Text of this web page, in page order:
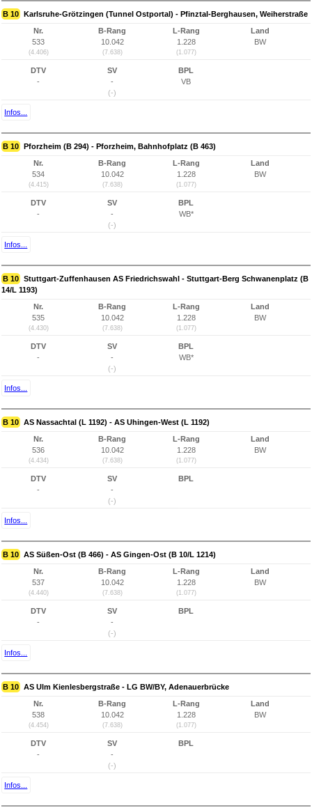
B 10 Karlsruhe-Grötzingen (Tunnel Ostportal) - Pfinztal-Berghausen, Weiherstraße
Nr.
533
(4.406)
B-Rang
10.042
(7.638)
L-Rang
1.228
(1.077)
Land
BW
DTV
-
SV
-
(-)
BPL
VB
Infos...
B 10 Pforzheim (B 294) - Pforzheim, Bahnhofplatz (B 463)
Nr.
534
(4.415)
B-Rang
10.042
(7.638)
L-Rang
1.228
(1.077)
Land
BW
DTV
-
SV
-
(-)
BPL
WB*
Infos...
B 10 Stuttgart-Zuffenhausen AS Friedrichswahl - Stuttgart-Berg Schwanenplatz (B
14/L 1193)
Nr.
535
(4.430)
B-Rang
10.042
(7.638)
L-Rang
1.228
(1.077)
Land
BW
DTV
-
SV
-
(-)
BPL
WB*
Infos...
B 10 AS Nassachtal (L 1192) - AS Uhingen-West (L 1192)
Nr.
536
(4.434)
B-Rang
10.042
(7.638)
L-Rang
1.228
(1.077)
Land
BW
DTV
-
SV
-
(-)
BPL
Infos...
B 10 AS Süßen-Ost (B 466) - AS Gingen-Ost (B 10/L 1214)
Nr.
537
(4.440)
B-Rang
10.042
(7.638)
L-Rang
1.228
(1.077)
Land
BW
DTV
-
SV
-
(-)
BPL
Infos...
B 10 AS Ulm Kienlesbergstraße - LG BW/BY, Adenauerbrücke
Nr.
538
(4.454)
B-Rang
10.042
(7.638)
L-Rang
1.228
(1.077)
Land
BW
DTV
-
SV
-
(-)
BPL
Infos...